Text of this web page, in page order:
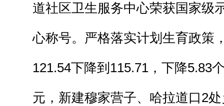
道社区卫生服务中心荣获国家级
心称号。严格落实计划生育政策
121.54下降到115.71，下降5.83
元，新建穆家营子、哈拉道口2